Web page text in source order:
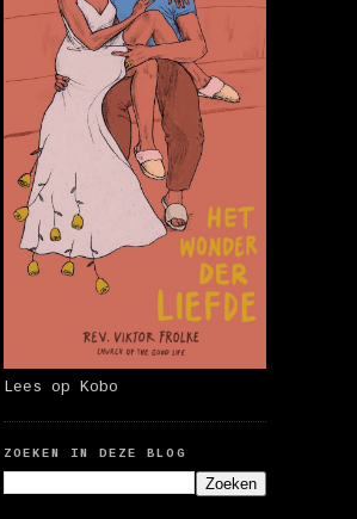
Lees op Kobo
ZOEKEN IN DEZE BLOG